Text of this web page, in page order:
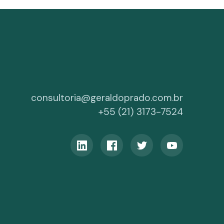
consultoria@geraldoprado.com.br
+55 (21) 3173-7524